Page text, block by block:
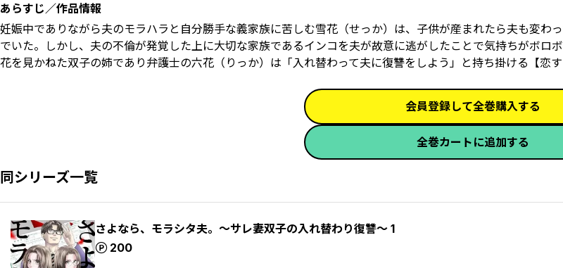
あらすじ／作品情報
妊娠中でありながら夫のモラハラと自分勝手な義家族に苦しむ雪花（せっか）は、子供が産まれたら夫も変わ
でいた。しかし、夫の不倫が発覚した上に大切な家族であるインコを夫が故意に逃がしたことで気持ちがボロ
花を見かねた双子の姉であり弁護士の六花（りっか）は「入れ替わって夫に復讐をしよう」と持ち掛ける―――【恋す
会員登録して全巻購入する
全巻カートに追加する
同シリーズ一覧
さよなら、モラシタ夫。～サレ妻双子の入れ替わり復讐～ 1
200
ポイント